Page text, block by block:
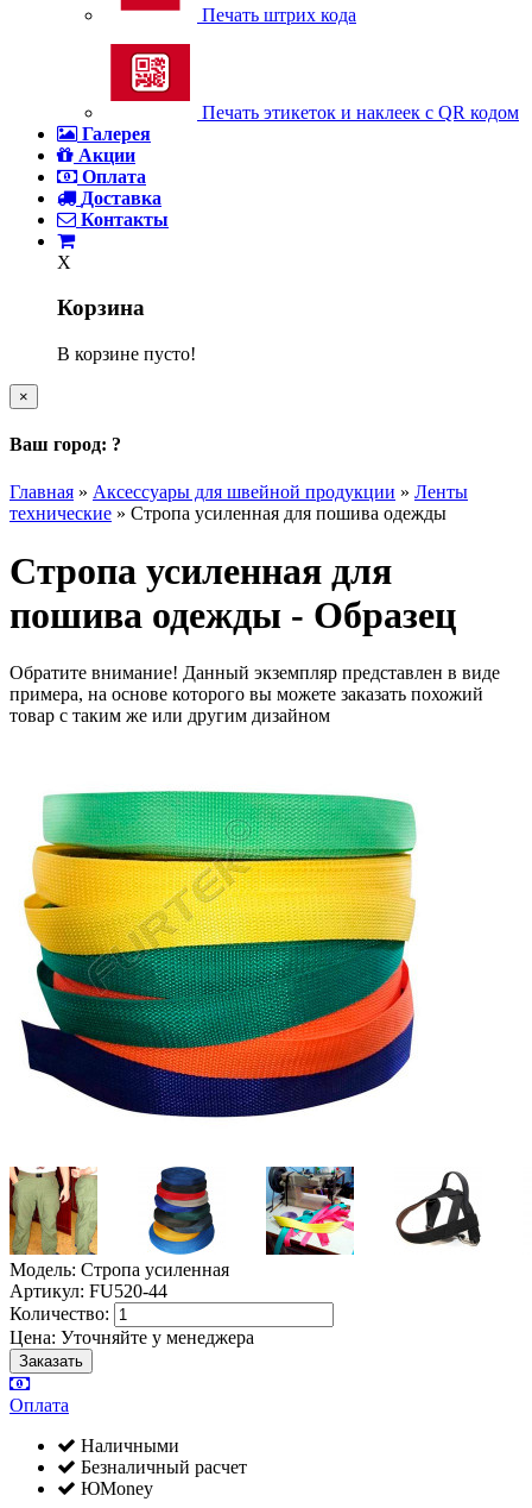
Печать штрих кода
Печать этикеток и наклеек с QR кодом
Галерея
Акции
Оплата
Доставка
Контакты
X
Корзина
В корзине пусто!
×
Ваш город: ?
Главная » Аксессуары для швейной продукции » Ленты
технические » Стропа усиленная для пошива одежды
Стропа усиленная для
пошива одежды - Образец
Обратите внимание! Данный экземпляр представлен в виде
примера, на основе которого вы можете заказать похожий
товар с таким же или другим дизайном
Модель: Стропа усиленная
Артикул: FU520-44
Количество:
Цена: Уточняйте у менеджера
Оплата
Наличными
Безналичный расчет
ЮMoney